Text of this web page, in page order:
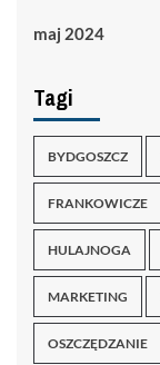
maj 2024
Tagi
BYDGOSZCZ
FRANKOWICZE
HULAJNOGA
MARKETING
OSZCZĘDZANIE